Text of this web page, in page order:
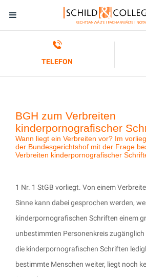
TELEFON
BGH zum Verbreiten
kinderpornografischer
Wann liegt ein Verbreiten vor? Im
der Bundesgerichtshof mit der Frage
Verbreiten kinderpornografischer
1 Nr. 1 StGB vorliegt. Von einem
Sinne kann dabei gesprochen werden,
kinderpornografischen Schriften einem
unbestimmten Personenkreis
die kinderpornografischen Schriften
bestimmte Menschen weiter, liegt noch